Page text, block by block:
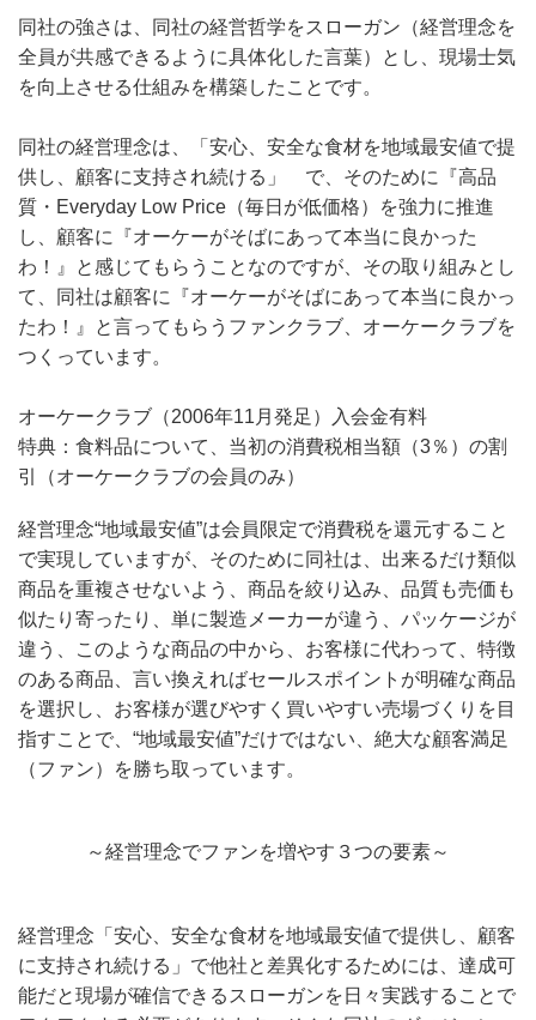
同社の強さは、同社の経営哲学をスローガン（経営理念を
全員が共感できるように具体化した言葉）とし、現場士気
を向上させる仕組みを構築したことです。
同社の経営理念は、「安心、安全な食材を地域最安値で提
供し、顧客に支持され続ける」 で、そのために『高品
質・Everyday Low Price（毎日が低価格）を強力に推進
し、顧客に『オーケーがそばにあって本当に良かった
わ！』と感じてもらうことなのですが、その取り組みとし
て、同社は顧客に『オーケーがそばにあって本当に良かっ
たわ！』と言ってもらうファンクラブ、オーケークラブを
つくっています。
オーケークラブ（2006年11月発足）入会金有料
特典：食料品について、当初の消費税相当額（3％）の割
引（オーケークラブの会員のみ）
経営理念“地域最安値”は会員限定で消費税を還元すること
で実現していますが、そのために同社は、出来るだけ類似
商品を重複させないよう、商品を絞り込み、品質も売価も
似たり寄ったり、単に製造メーカーが違う、パッケージが
違う、このような商品の中から、お客様に代わって、特徴
のある商品、言い換えればセールスポイントが明確な商品
を選択し、お客様が選びやすく買いやすい売場づくりを目
指すことで、“地域最安値”だけではない、 絶大な顧客満足
（ファン）を勝ち取っています。
～経営理念でファンを増やす３つの要素～
経営理念「安心、安全な食材を地域最安値で提供し、顧客
に支持され続ける」で他社と差異化するためには、達成可
能だと現場が確信できるスローガンを日々実践することで